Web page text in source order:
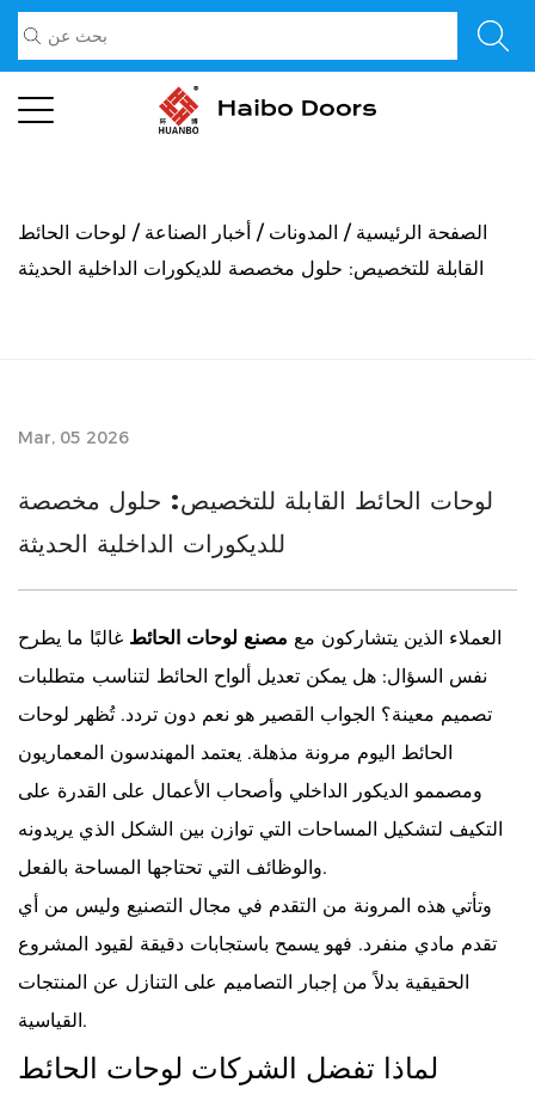
الصفحة الرئيسية / المدونات / أخبار الصناعة / لوحات الحائط
القابلة للتخصيص: حلول مخصصة للديكورات الداخلية الحديثة
Mar, 05 2026
لوحات الحائط القابلة للتخصيص: حلول مخصصة
للديكورات الداخلية الحديثة
العملاء الذين يتشاركون مع مصنع لوحات الحائط غالبًا ما يطرح
نفس السؤال: هل يمكن تعديل ألواح الحائط لتناسب متطلبات
تصميم معينة؟ الجواب القصير هو نعم دون تردد. تُظهر لوحات
الحائط اليوم مرونة مذهلة. يعتمد المهندسون المعماريون
ومصممو الديكور الداخلي وأصحاب الأعمال على القدرة على
التكيف لتشكيل المساحات التي توازن بين الشكل الذي يريدونه
والوظائف التي تحتاجها المساحة بالفعل.
وتأتي هذه المرونة من التقدم في مجال التصنيع وليس من أي
تقدم مادي منفرد. فهو يسمح باستجابات دقيقة لقيود المشروع
الحقيقية بدلاً من إجبار التصاميم على التنازل عن المنتجات
القياسية.
لماذا تفضل الشركات لوحات الحائط